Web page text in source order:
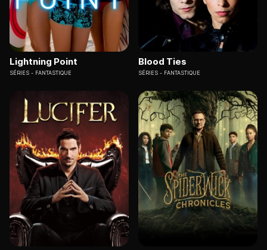
Lightning Point
SÉRIES FANTASTIQUE
Blood Ties
SÉRIES FANTASTIQUE